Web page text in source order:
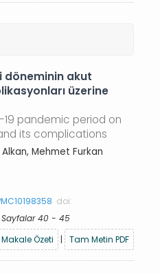
döneminin akut
üzerine
pandemic period on
its complications
Mehmet Furkan
doi:
Sayfalar 40 - 45
Makale Özeti
| Tam Metin PDF